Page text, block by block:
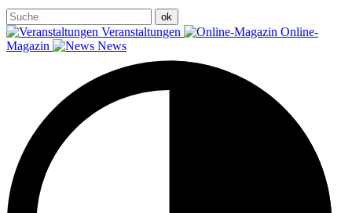
Veranstaltungen
Online-
Magazin
News